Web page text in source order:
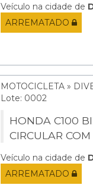
Veículo na cidade de
ARREMATADO
MOTOCICLETA »
Lote: 0002
HONDA C100
CIRCULAR
Veículo na cidade de
ARREMATADO